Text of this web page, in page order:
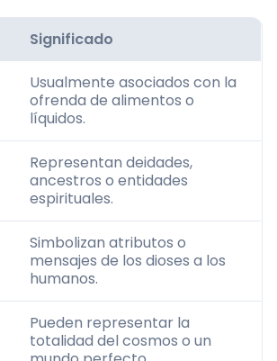
Significado
Usualmente asociados con la
ofrenda de alimentos o
líquidos.
Representan deidades,
ancestros o entidades
espirituales.
Simbolizan atributos o
mensajes de los dioses a los
humanos.
Pueden representar la
totalidad del cosmos o un